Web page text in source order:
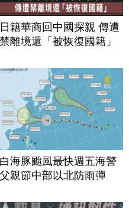
日籍華商回中國探親 傳遭
禁離境還「被恢復國籍」
白海豚颱風最快週五海警
父親節中部以北防雨彈